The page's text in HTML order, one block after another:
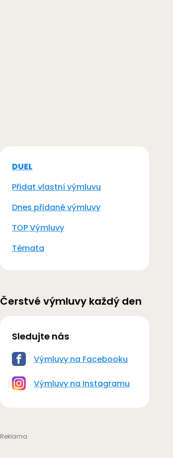
DUEL
Přidat vlastní výmluvu
Dnes přidané výmluvy
TOP Výmluvy
Témata
Čerstvé výmluvy každý den
Sledujte nás
Výmluvy na Facebooku
Výmluvy na Instagramu